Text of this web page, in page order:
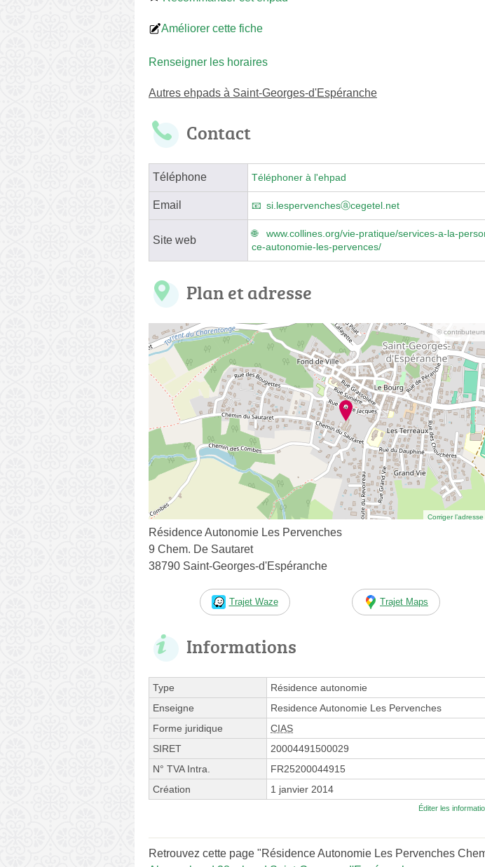
Améliorer cette fiche
Renseigner les horaires
Autres ehpads à Saint-Georges-d'Espéranche
Contact
Téléphone Téléphoner à l'ehpad
Email si.lespervenchesⓐcegetel.net
Site web
www.collines.org/vie-pratique/services-a-la-
ce-autonomie-les-pervences/
Plan et adresse
©
Corriger
Résidence Autonomie Les Pervenches
9 Chem. De Sautaret
38790 Saint-Georges-d'Espéranche
Trajet Waze Trajet Maps
Informations
Type
Résidence autonomie
Enseigne
Residence Autonomie Les Pervenches
Forme juridique
CIAS
SIRET
20004491500029
N° TVA Intra.
FR25200044915
Création
1 janvier 2014
Éditer les
Retrouvez cette page "Résidence Autonomie Les Pervenches